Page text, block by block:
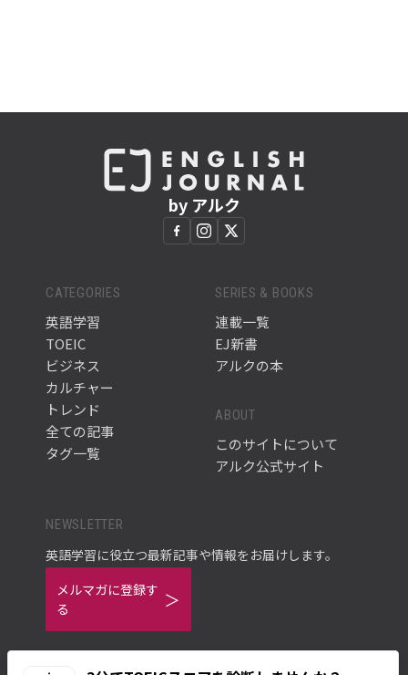
by アルク
CATEGORIES
英語学習
TOEIC
ビジネス
カルチャー
トレンド
全ての記事
タグ一覧
SERIES & BOOKS
連載一覧
EJ新書
アルクの本
ABOUT
このサイトについて
アルク公式サイト
NEWSLETTER
英語学習に役立つ最新記事や情報をお届けします。
メルマガに登録す
る